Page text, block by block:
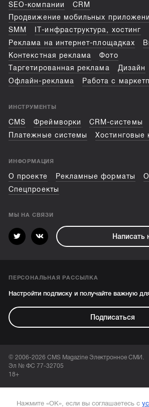
SEO-компании
CRM
Продвижение мобильных
SMM
IT-инфраструктура, хостинг
Реклама на интернет-площадках
Контекстная реклама
Фото
Таргетированная реклама
Дизайн
Офлайн-реклама
Работа с
ИНСТРУМЕНТЫ
CMS Фреймворки
CRM-системы
Платежные системы
Хостинговые
ИНФОРМАЦИЯ
О проекте Рекламные форматы
Спецпроекты
МЫ НА СВЯЗИ
Написать
ПЕРСОНАЛЬНАЯ РАССЫЛКА
Настройти подписку и получайте важную
Подписаться
© 2006-2026 CMS Magazine Электронное СМИ.
Эл № ФС 77-32705
18+
Нажмите «ОК», если вы соглашаетесь с